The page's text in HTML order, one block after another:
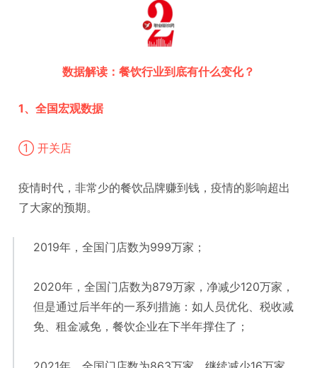
数据解读： 餐饮行业到底有什么变化？
1、全国宏观数据
① 开关店
疫情时代，非常少的餐饮品牌赚到钱，疫情的影响超出
了大家的预期。
2019年，全国门店数为999万家；
2020年，全国门店数为879万家，净减少120万家，
但是通过后半年的一系列措施：如人员优化、税收减
免、租金减免，餐饮企业在下半年撑住了；